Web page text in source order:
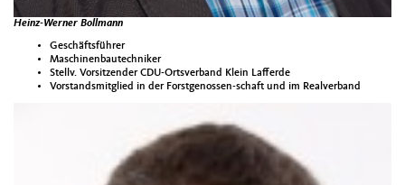
Heinz-Werner Bollmann
Geschäftsführer
Maschinenbautechniker
Stellv. Vorsitzender CDU-Ortsverband Klein Lafferde
Vorstandsmitglied in der Forstgenossen-schaft und im Realverband